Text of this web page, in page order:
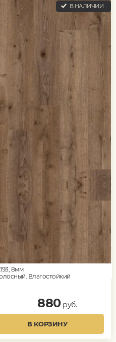
В НАЛИЧИИ
8мм
Влагостойкий
880руб.
В КОРЗИНУ